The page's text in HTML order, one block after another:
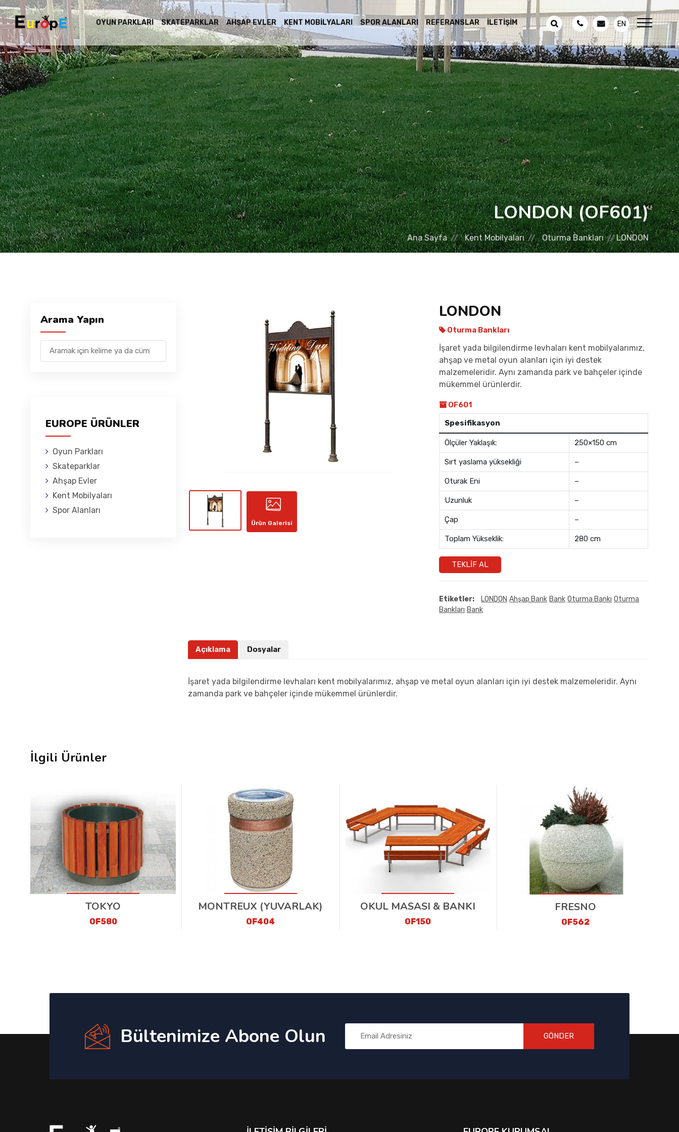
OYUN PARKLARI SKATEPARKLAR AHŞAP EVLER KENT MOBILYALARI SPOR ALANLARI REFERANSLAR İLETIŞIM EN
LONDON (OF601)
Ana Sayfa Kent Mobilyaları Oturma Bankları LONDON
Arama Yapın
EUROPE ÜRÜNLER
Oyun Parkları
Skateparklar
Ahşap Evler
Kent Mobilyaları
Spor Alanları
Ürün Galerisi
LONDON
Oturma Bankları
İşaret yada bilgilendirme levhaları kent mobilyalarımız,
ahşap ve metal oyun alanları için iyi destek
malzemeleridir. Aynı zamanda park ve bahçeler içinde
mükemmel ürünlerdir.
OF601
Spesifikasyon
Ölçüler Yaklaşık: 250×150 cm
Sırt yaslama yüksekliği –
Oturak Eni –
Uzunluk –
Çap –
Toplam Yükseklik: 280 cm
TEKLIF AL
Etiketler: LONDON Ahşap Bank Bank Oturma Bankı Oturma
Bankları Bank
Açıklama Dosyalar
İşaret yada bilgilendirme levhaları kent mobilyalarımız, ahşap ve metal oyun alanları için iyi destek malzemeleridir. Aynı
zamanda park ve bahçeler içinde mükemmel ürünlerdir.
İlgili Ürünler
TOKYO
OF580
MONTREUX (YUVARLAK)
OF404
OKUL MASASI & BANKI
OF150
FRESNO
OF562
Bültenimize Abone Olun GÖNDER